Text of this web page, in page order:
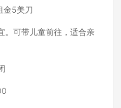
金5美刀
。可带儿童前往，适合亲